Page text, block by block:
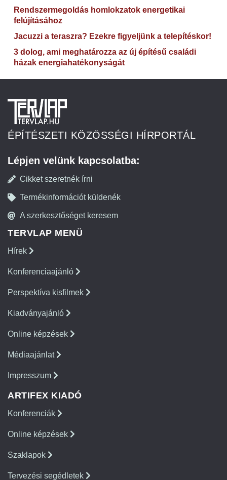
Rendszermegoldás homlokzatok energetikai
felújításához
Jacuzzi a teraszra? Ezekre figyeljünk a telepítéskor!
3 dolog, ami meghatározza az új építésű családi
házak energiahatékonyságát
ÉPÍTÉSZETI KÖZÖSSÉGI HÍRPORTÁL
Lépjen velünk kapcsolatba:
Cikket szeretnék írni
Termékinformációt küldenék
A szerkesztőséget keresem
TERVLAP MENÜ
Hírek
Konferenciaajánló
Perspektíva kisfilmek
Kiadványajánló
Online képzések
Médiaajánlat
Impresszum
ARTIFEX KIADÓ
Konferenciák
Online képzések
Szaklapok
Tervezési segédletek